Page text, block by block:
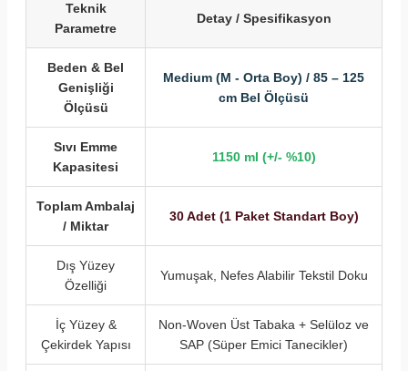
Teknik
Parametre
Detay / Spesifikasyon
Beden & Bel
Genişliği
Ölçüsü
Medium (M - Orta Boy) / 85 – 125
cm Bel Ölçüsü
Sıvı Emme
Kapasitesi
1150 ml (+/- %10)
Toplam Ambalaj
/ Miktar
30 Adet (1 Paket Standart Boy)
Dış Yüzey
Özelliği
Yumuşak, Nefes Alabilir Tekstil Doku
İç Yüzey &
Çekirdek Yapısı
Non-Woven Üst Tabaka + Selüloz ve
SAP (Süper Emici Tanecikler)